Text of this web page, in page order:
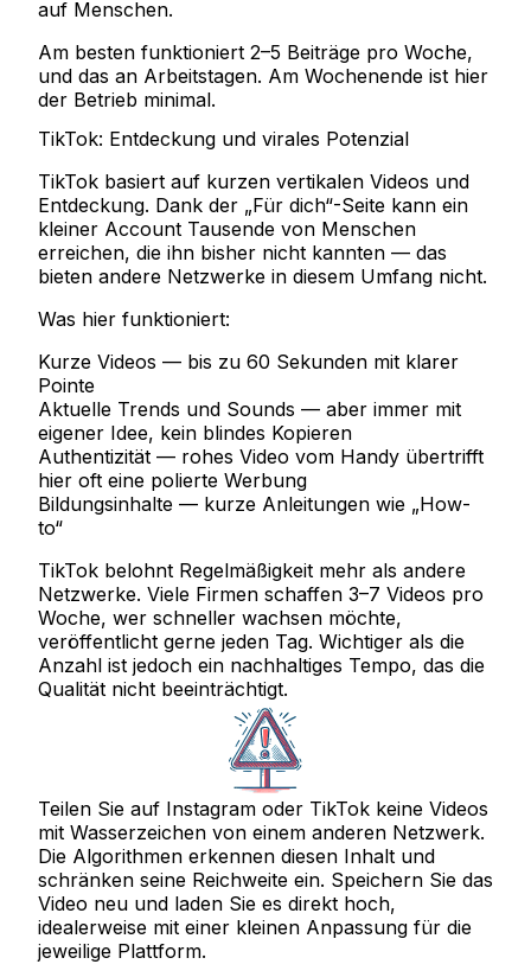
auf Menschen.
Am besten funktioniert 2–5 Beiträge pro Woche,
und das an Arbeitstagen. Am Wochenende ist hier
der Betrieb minimal.
TikTok: Entdeckung und virales Potenzial
TikTok basiert auf kurzen vertikalen Videos und
Entdeckung. Dank der „Für dich“-Seite kann ein
kleiner Account Tausende von Menschen
erreichen, die ihn bisher nicht kannten — das
bieten andere Netzwerke in diesem Umfang nicht.
Was hier funktioniert:
Kurze Videos — bis zu 60 Sekunden mit klarer
Pointe
Aktuelle Trends und Sounds — aber immer mit
eigener Idee, kein blindes Kopieren
Authentizität — rohes Video vom Handy übertrifft
hier oft eine polierte Werbung
Bildungsinhalte — kurze Anleitungen wie „How-
to“
TikTok belohnt Regelmäßigkeit mehr als andere
Netzwerke. Viele Firmen schaffen 3–7 Videos pro
Woche, wer schneller wachsen möchte,
veröffentlicht gerne jeden Tag. Wichtiger als die
Anzahl ist jedoch ein nachhaltiges Tempo, das die
Qualität nicht beeinträchtigt.
Teilen Sie auf Instagram oder TikTok keine Videos
mit Wasserzeichen von einem anderen Netzwerk.
Die Algorithmen erkennen diesen Inhalt und
schränken seine Reichweite ein. Speichern Sie das
Video neu und laden Sie es direkt hoch,
idealerweise mit einer kleinen Anpassung für die
jeweilige Plattform.